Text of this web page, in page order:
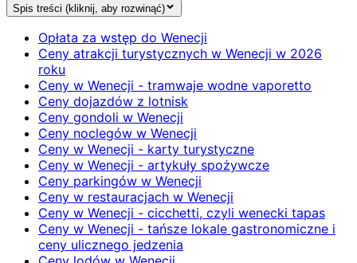
Spis treści (kliknij, aby rozwinąć)
Opłata za wstęp do Wenecji
Ceny atrakcji turystycznych w Wenecji w 2026
roku
Ceny w Wenecji - tramwaje wodne vaporetto
Ceny dojazdów z lotnisk
Ceny gondoli w Wenecji
Ceny noclegów w Wenecji
Ceny w Wenecji - karty turystyczne
Ceny w Wenecji - artykuły spożywcze
Ceny parkingów w Wenecji
Ceny w restauracjach w Wenecji
Ceny w Wenecji - cicchetti, czyli wenecki tapas
Ceny w Wenecji - tańsze lokale gastronomiczne i
ceny ulicznego jedzenia